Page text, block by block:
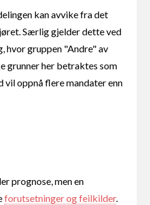
kan avvike fra det
Særlig gjelder dette ved
hvor gruppen "Andre" av
grunner her betraktes som
vil oppnå flere mandater enn
prognose, men en
forutsetninger og feilkilder.